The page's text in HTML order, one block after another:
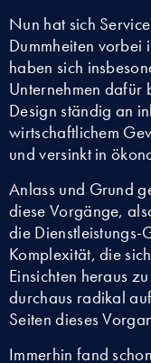
Nun hat sich
Dummheiten vorbei
haben sich
Unternehmen dafür
Design ständig an
wirtschaftlichem
und versinkt in
Anlass und Grund
diese Vorgänge,
die Dienstleistungs-
Komplexität, die
Einsichten heraus
durchaus radikal
Seiten dieses
Immerhin fand